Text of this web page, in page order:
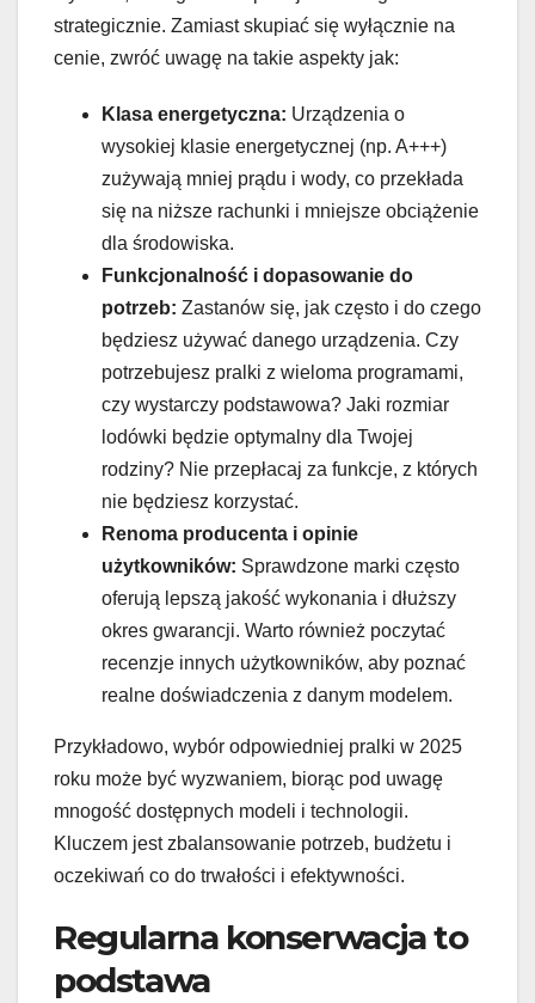
strategicznie. Zamiast skupiać się wyłącznie na
cenie, zwróć uwagę na takie aspekty jak:
Klasa energetyczna: Urządzenia o
wysokiej klasie energetycznej (np. A+++)
zużywają mniej prądu i wody, co przekłada
się na niższe rachunki i mniejsze obciążenie
dla środowiska.
Funkcjonalność i dopasowanie do
potrzeb: Zastanów się, jak często i do czego
będziesz używać danego urządzenia. Czy
potrzebujesz pralki z wieloma programami,
czy wystarczy podstawowa? Jaki rozmiar
lodówki będzie optymalny dla Twojej
rodziny? Nie przepłacaj za funkcje, z których
nie będziesz korzystać.
Renoma producenta i opinie
użytkowników: Sprawdzone marki często
oferują lepszą jakość wykonania i dłuższy
okres gwarancji. Warto również poczytać
recenzje innych użytkowników, aby poznać
realne doświadczenia z danym modelem.
Przykładowo, wybór odpowiedniej pralki w 2025
roku może być wyzwaniem, biorąc pod uwagę
mnogość dostępnych modeli i technologii.
Kluczem jest zbalansowanie potrzeb, budżetu i
oczekiwań co do trwałości i efektywności.
Regularna konserwacja to
podstawa